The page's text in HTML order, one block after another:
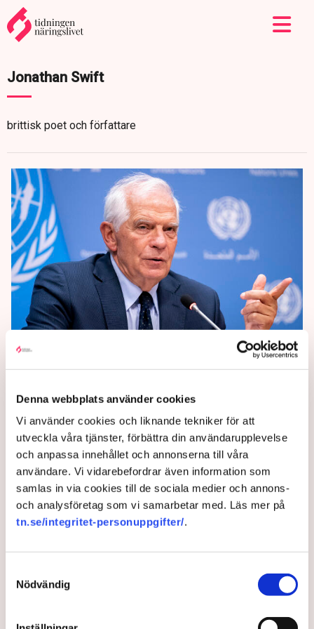
Denna webbplats använder cookies
Vi använder cookies och liknande tekniker för att
utveckla våra tjänster, förbättra din användarupplevelse
och anpassa innehållet och annonserna till våra
användare. Vi vidarebefordrar även information som
samlas in via cookies till de sociala medier och annons-
och analysföretag som vi samarbetar med. Läs mer på
tn.se/integritet-personuppgifter/.
Nödvändig
Jonathan Swift
brittisk poet och författare
EU:s enighet på spel inför
åttonde paketet
Fler personer och fler sektorer ska drabbas när EU-
länderna laddar för nästa sanktionspaket mot
Ryssland.
3 years ago | Av: TT